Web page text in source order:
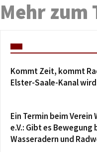
Mehr zum
Kommt Zeit, kommt
Elster-Saale-Kanal
Ein Termin beim
e.V.: Gibt es Bewegung
Wasseradern und